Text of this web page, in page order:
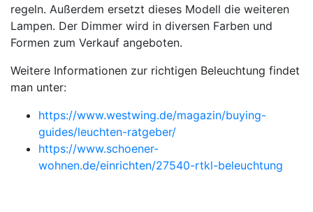
regeln. Außerdem ersetzt dieses Modell die weiteren
Lampen. Der Dimmer wird in diversen Farben und
Formen zum Verkauf angeboten.
Weitere Informationen zur richtigen Beleuchtung findet
man unter:
https://www.westwing.de/magazin/buying-
guides/leuchten-ratgeber/
https://www.schoener-
wohnen.de/einrichten/27540-rtkl-beleuchtung